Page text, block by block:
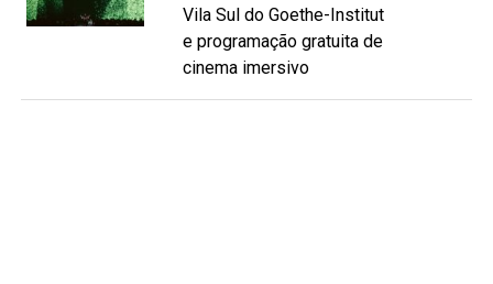
Vila Sul do Goethe-Institut
e programação gratuita de
cinema imersivo